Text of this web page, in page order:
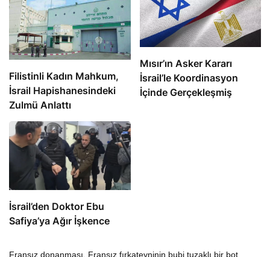
Filistinli Kadın Mahkum,
İsrail Hapishanesindeki
Zulmü Anlattı
Mısır’ın Asker Kararı
İsrail’le Koordinasyon
İçinde Gerçekleşmiş
İsrail’den Doktor Ebu
Safiya’ya Ağır İşkence
Fransız donanması, Fransız fırkateyninin bubi tuzaklı bir bot